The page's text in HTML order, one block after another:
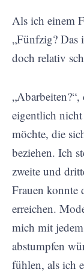
Als ich einem
„Fünfzig? Das
doch relativ
eigentlich
möchte, die
beziehen. Ich
zweite und
Frauen konnte
erreichen.
mich mit
abstumpfen
fühlen, als ich